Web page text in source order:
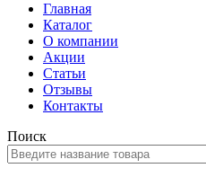
Главная
Каталог
О компании
Акции
Статьи
Отзывы
Контакты
Поиск